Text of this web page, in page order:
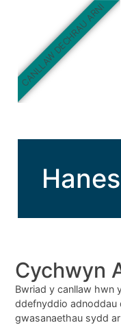
Hanes
CANLLAW DECHRAU ARNI
Cychwyn
Bwriad y canllaw hwn
ddefnyddio adnoddau
gwasanaethau sydd